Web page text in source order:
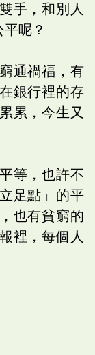
手，和別人
呢？
通禍福，有
銀行裡的存
累，今生又
等，也許不
足點」的平
也有貧窮的
裡，每個人